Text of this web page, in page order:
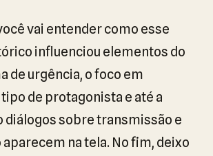
vai entender como esse
influenciou elementos do
de urgência, o foco em
de protagonista e até a
diálogos sobre transmissão e
na tela. No fim, deixo